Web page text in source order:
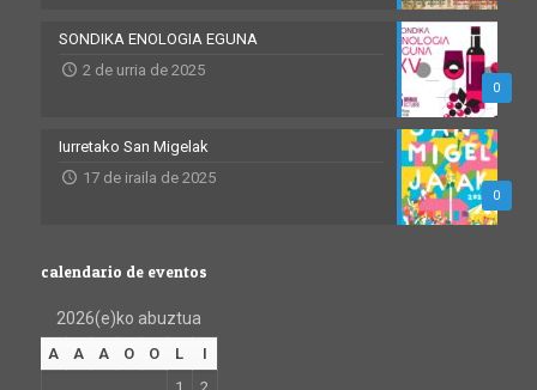
0
SONDIKA ENOLOGIA EGUNA
2 de urria de 2025
0
Iurretako San Migelak
17 de iraila de 2025
calendario de eventos
2026(e)ko abuztua
A A A O O L
I